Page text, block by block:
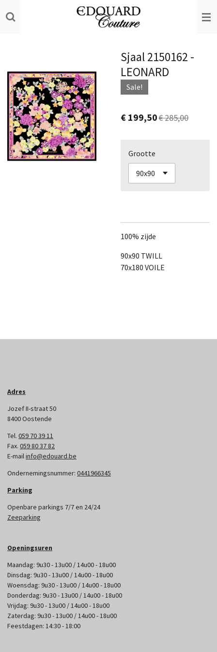
direct
Sjaal 2150162 -
LEONARD
Sale!
€ 199,50€ 285,00
Grootte
100% zijde
90x90 TWILL
70x180 VOILE
Adres
Jozef II-straat 50
8400 Oostende
Tel. 059 70 39 11
Fax. 059 80 37 82
E-mailinfo@edouard.be
Ondernemingsnummer: 0441966345
Parking
Openbare parkings 7/7 en 24/24
Zeeparking
Openingsuren
Maandag: 9u30 - 13u00 / 14u00 - 18u00
Dinsdag: 9u30 - 13u00 / 14u00 - 18u00
Woensdag: 9u30 - 13u00 / 14u00 - 18u00
Donderdag: 9u30 - 13u00 / 14u00 - 18u00
Vrijdag: 9u30 - 13u00 / 14u00 - 18u00
Zaterdag: 9u30 - 13u00 / 14u00 - 18u00
Feestdagen: 14:30 - 18:00